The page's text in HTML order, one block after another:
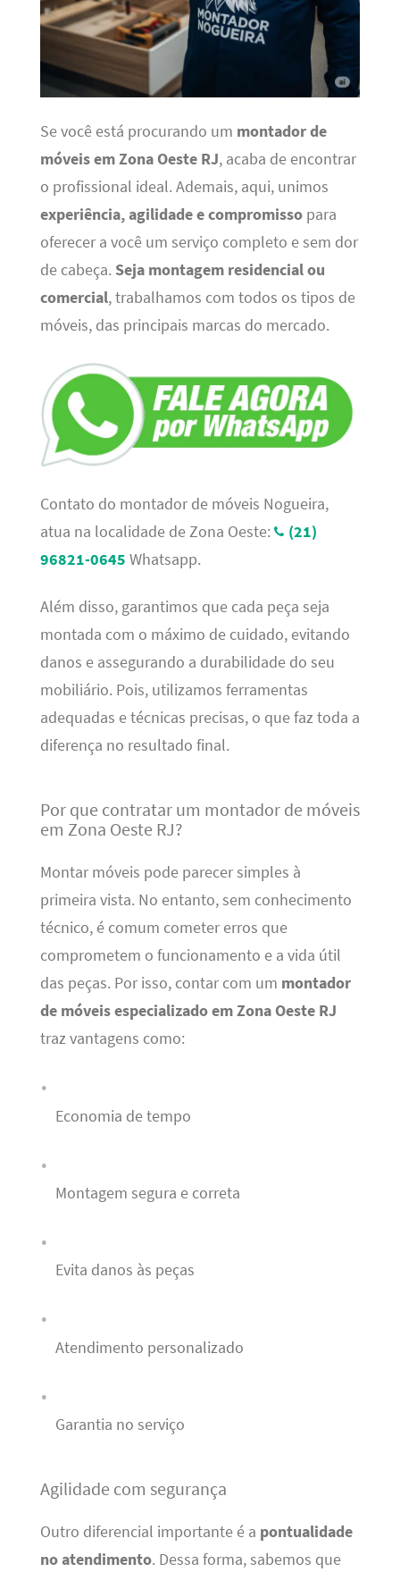
Se você está procurando um montador de
móveis em Zona Oeste RJ, acaba de encontrar
o profissional ideal. Ademais, aqui, unimos
experiência, agilidade e compromissopara
oferecer a você um serviço completo e sem dor
de cabeça. Seja montagem residencial ou
comercial, trabalhamos com todos os tipos de
móveis, das principais marcas do mercado.
Contato do montador de móveis Nogueira,
atua na localidade de Zona Oeste:
(21)
96821-0645 Whatsapp.
Além disso, garantimos que cada peça seja
montada com o máximo de cuidado, evitando
danos e assegurando a durabilidade do seu
mobiliário. Pois, utilizamos ferramentas
adequadas e técnicas precisas, o que faz toda a
diferença no resultado final.
Por que contratar um montador de móveis
em Zona Oeste RJ?
Montar móveis pode parecer simples à
primeira vista. No entanto, sem conhecimento
técnico, é comum cometer erros que
comprometem o funcionamento e a vida útil
das peças. Por isso, contar com um montador
de móveis especializado em Zona Oeste RJ
traz vantagens como:
Economia de tempo
Montagem segura e correta
Evita danos às peças
Atendimento personalizado
Garantia no serviço
Agilidade com segurança
Outro diferencial importante é a pontualidade
no atendimento. Dessa forma, sabemos que